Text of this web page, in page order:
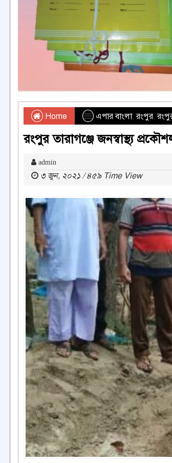
Home এপার বাংলা,রংপুর,
রংপুর তারাগঞ্জে জনস্বাস্থ্য
admin
৩ জুন, ২০২১ / ৪৫৯ Time View